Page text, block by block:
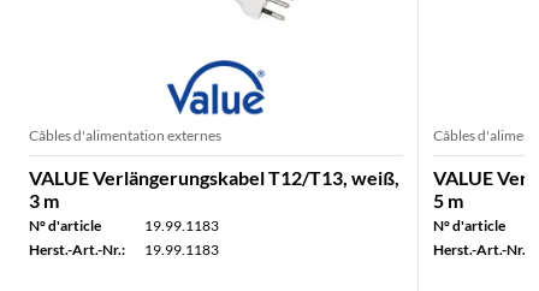
Câbles d'alimentation externes
VALUE Verlängerungskabel T12/T13, weiß,
3 m
N° d'article
19.99.1183
Herst.-Art.-Nr.:
19.99.1183
Câbles
VALUE
5 m
N° d'article
Herst.-Art.-Nr.: